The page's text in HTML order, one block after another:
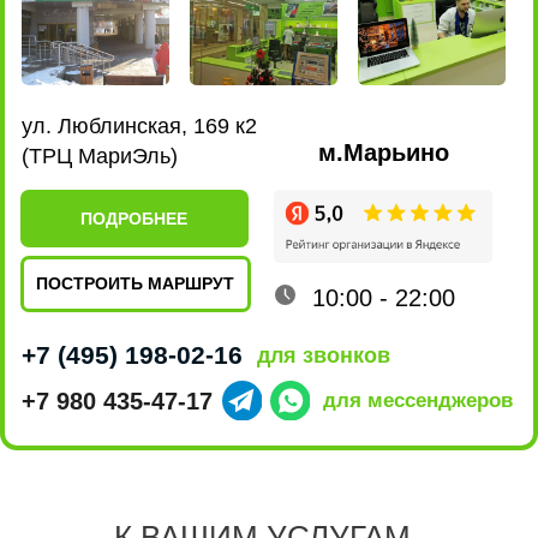
5 звёзд на Яндексе говорят сами за себя,
мы приобретаем друзей.
ремонта